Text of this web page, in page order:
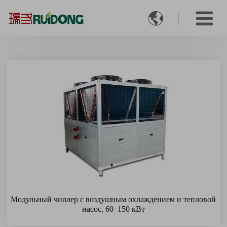

Модульный чиллер с воздушным охлаждением и тепловой
насос, 60–150 кВт